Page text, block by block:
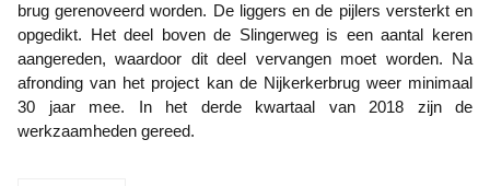
brug gerenoveerd worden. De liggers en de pijlers versterkt en
opgedikt. Het deel boven de Slingerweg is een aantal keren
aangereden, waardoor dit deel vervangen moet worden. Na
afronding van het project kan de Nijkerkerbrug weer minimaal
30 jaar mee. In het derde kwartaal van 2018 zijn de
werkzaamheden gereed.